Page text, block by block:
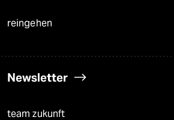
reingehen
Newsletter
team zukunft